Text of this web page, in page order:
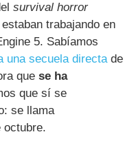
survival horror
estaban trabajando en
5. Sabíamos
una secuela directade
quese ha
que sí se
se llama
octubre.